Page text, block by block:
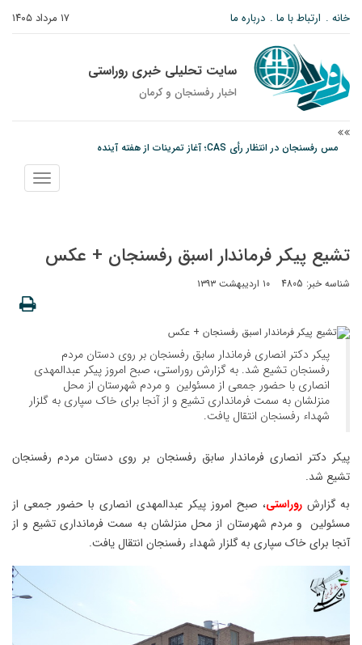
۱۷ مرداد ۱۴۰۵ خانه ارتباط با ما درباره ما
سایت تحلیلی خبری روراستی
اخبار رفسنجان و كرمان
مس رفسنجان در انتظار رأی CAS؛ آغاز تمرینات از هفته آینده
پیام رئیس کل دادگستری استان کرمان به مناسبت ۱۷ مردادماه سالروز شهادت شهید
نمایش
منو
تشیع پیکر فرماندار اسبق رفسنجان + عکس
شناسه خبر: 4805 ۱۰ اردیبهشت ۱۳۹۳
پیکر دکتر انصاری فرماندار سابق رفسنجان بر روی دستان مردم
رفسنجان تشیع شد. به گزارش روراستی، صبح امروز پیکر عبدالمهدی
انصاری با حضور جمعی از مسئولین و مردم شهرستان از محل
منزلشان به سمت فرمانداری تشیع و از آنجا برای خاک سپاری به گلزار
شهداء رفسنجان انتقال یافت.
پیکر دکتر انصاری فرماندار سابق رفسنجان بر روی دستان مردم رفسنجان
تشیع شد.
به گزارش روراستی، صبح امروز پیکر عبدالمهدی انصاری با حضور جمعی از
مسئولین و مردم شهرستان از محل منزلشان به سمت فرمانداری تشیع و از
آنجا برای خاک سپاری به گلزار شهداء رفسنجان انتقال یافت.